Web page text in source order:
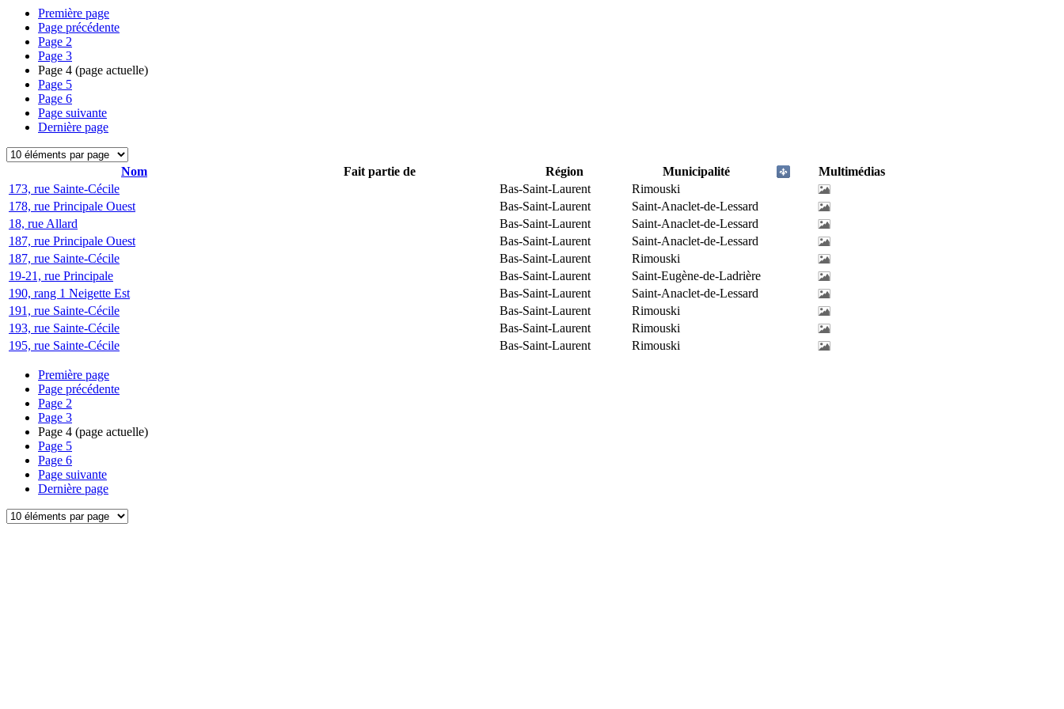
Première page
Page précédente
Page 2
Page 3
Page 4 (page actuelle)
Page 5
Page 6
Page suivante
Dernière page
Nom Fait partie de Région Municipalité
Multimédias
173, rue Sainte-Cécile
Bas-Saint-Laurent
Rimouski
178, rue Principale Ouest
Bas-Saint-Laurent
Saint-Anaclet-de-Lessard
18, rue Allard
Bas-Saint-Laurent
Saint-Anaclet-de-Lessard
187, rue Principale Ouest
Bas-Saint-Laurent
Saint-Anaclet-de-Lessard
187, rue Sainte-Cécile
Bas-Saint-Laurent
Rimouski
19-21, rue Principale
Bas-Saint-Laurent
Saint-Eugène-de-Ladrière
190, rang 1 Neigette Est
Bas-Saint-Laurent
Saint-Anaclet-de-Lessard
191, rue Sainte-Cécile
Bas-Saint-Laurent
Rimouski
193, rue Sainte-Cécile
Bas-Saint-Laurent
Rimouski
195, rue Sainte-Cécile
Bas-Saint-Laurent Rimouski
Première page
Page précédente
Page 2
Page 3
Page 4 (page actuelle)
Page 5
Page 6
Page suivante
Dernière page